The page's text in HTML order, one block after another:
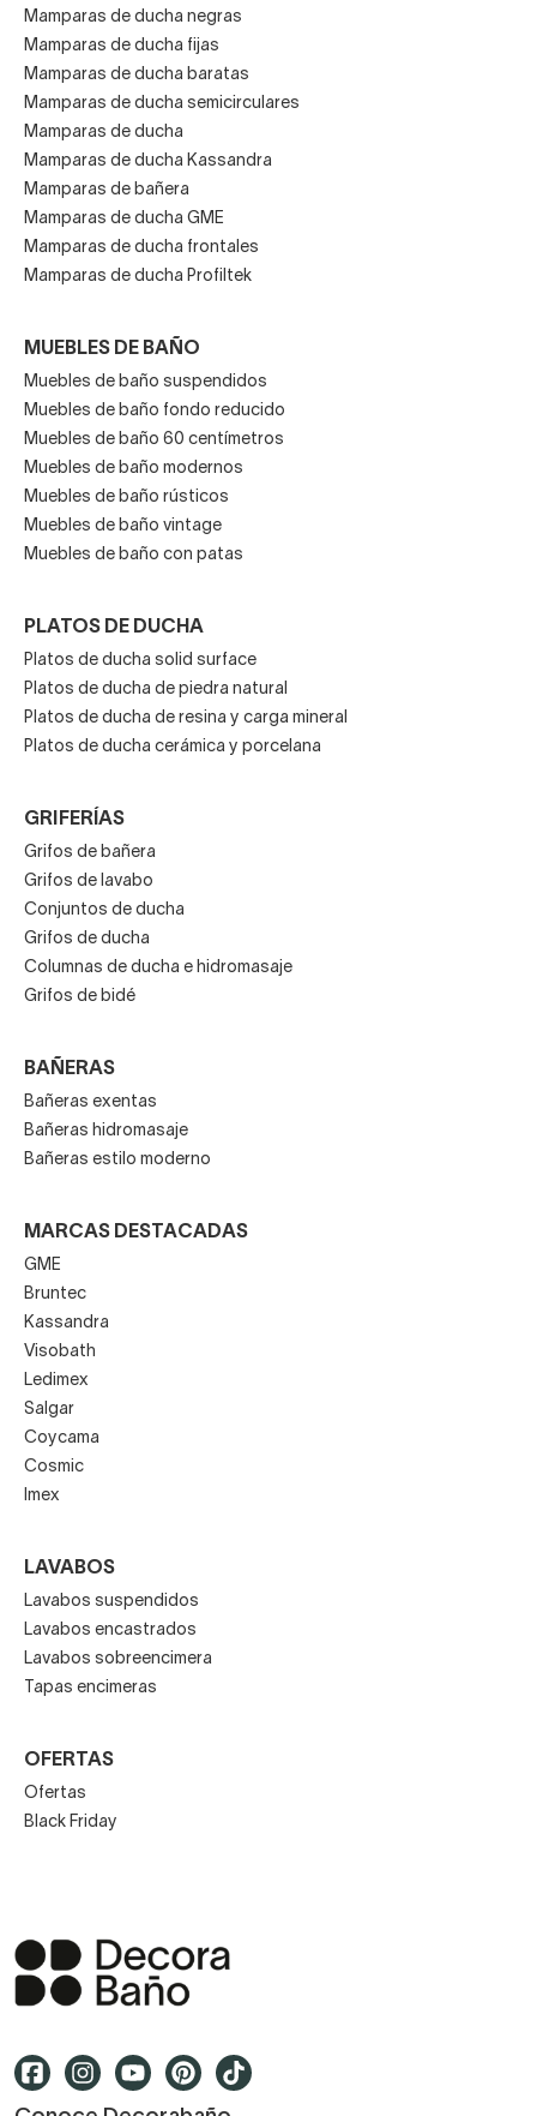
Mamparas de ducha negras
Mamparas de ducha fijas
Mamparas de ducha baratas
Mamparas de ducha semicirculares
Mamparas de ducha
Mamparas de ducha Kassandra
Mamparas de bañera
Mamparas de ducha GME
Mamparas de ducha frontales
Mamparas de ducha Profiltek
MUEBLES DE BAÑO
Muebles de baño suspendidos
Muebles de baño fondo reducido
Muebles de baño 60 centímetros
Muebles de baño modernos
Muebles de baño rústicos
Muebles de baño vintage
Muebles de baño con patas
PLATOS DE DUCHA
Platos de ducha solid surface
Platos de ducha de piedra natural
Platos de ducha de resina y carga mineral
Platos de ducha cerámica y porcelana
GRIFERÍAS
Grifos de bañera
Grifos de lavabo
Conjuntos de ducha
Grifos de ducha
Columnas de ducha e hidromasaje
Grifos de bidé
BAÑERAS
Bañeras exentas
Bañeras hidromasaje
Bañeras estilo moderno
MARCAS DESTACADAS
GME
Bruntec
Kassandra
Visobath
Ledimex
Salgar
Coycama
Cosmic
Imex
LAVABOS
Lavabos suspendidos
Lavabos encastrados
Lavabos sobreencimera
Tapas encimeras
OFERTAS
Ofertas
Black Friday